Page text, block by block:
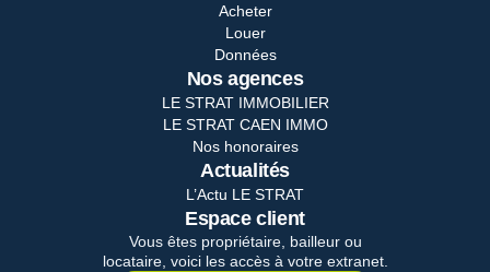
Acheter
Louer
Données
Nos agences
LE STRAT IMMOBILIER
LE STRAT CAEN IMMO
Nos honoraires
Actualités
L’Actu LE STRAT
Espace client
Vous êtes propriétaire, bailleur ou
locataire, voici les accès à votre extranet.